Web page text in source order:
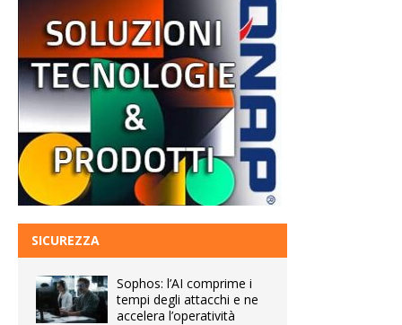
SICUREZZA
Sophos: l’AI comprime i
tempi degli attacchi e ne
accelera l’operatività